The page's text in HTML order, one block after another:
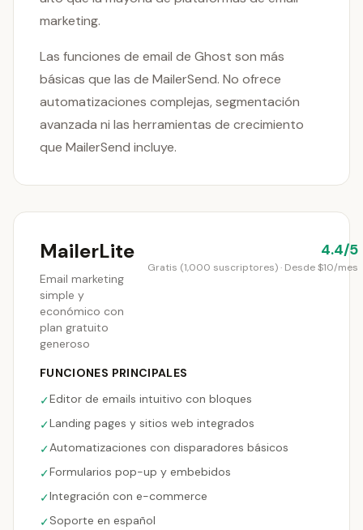
marketing.
Las funciones de email de Ghost son más
básicas que las de MailerSend. No ofrece
automatizaciones complejas, segmentación
avanzada ni las herramientas de crecimiento
que MailerSend incluye.
MailerLite
Email marketing
simple y
económico con
plan gratuito
generoso
4.4/5
Gratis (1,000 suscriptores) · Desde $10/mes
FUNCIONES PRINCIPALES
✓Editor de emails intuitivo con bloques
✓Landing pages y sitios web integrados
✓Automatizaciones con disparadores básicos
✓Formularios pop-up y embebidos
✓Integración con e-commerce
✓Soporte en español